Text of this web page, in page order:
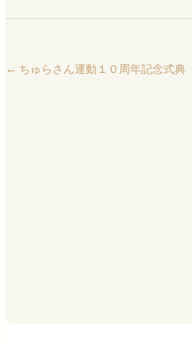
← ちゅらさん運動１０周年記念式典